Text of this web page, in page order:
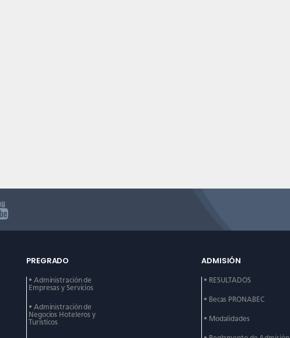
PREGRADO
• Administración de
Empresas y Servicios
• Administración de
Negocios Hoteleros y
Turísticos
ADMISIÓN
• RESULTADOS
• Becas PRONABEC
• Modalidades